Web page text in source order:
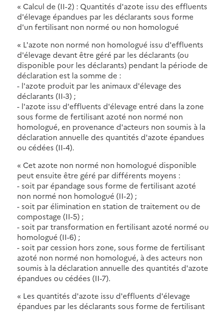
« Calcul de (II-2) : Quantités d'azote issu des effluents
d'élevage épandues par les déclarants sous forme
d'un fertilisant non normé ou non homologué
« L'azote non normé non homologué issu d'effluents
d'élevage devant être géré par les déclarants (ou
disponible pour les déclarants) pendant la période de
déclaration est la somme de :
- l'azote produit par les animaux d'élevage des
déclarants (II-3) ;
- l'azote issu d'effluents d'élevage entré dans la zone
sous forme de fertilisant azoté non normé non
homologué, en provenance d'acteurs non soumis à la
déclaration annuelle des quantités d'azote épandues
ou cédées (II-4).
« Cet azote non normé non homologué disponible
peut ensuite être géré par différents moyens :
- soit par épandage sous forme de fertilisant azoté
non normé non homologué (II-2) ;
- soit par élimination en station de traitement ou de
compostage (II-5) ;
- soit par transformation en fertilisant azoté normé ou
homologué (II-6) ;
- soit par cession hors zone, sous forme de fertilisant
azoté non normé non homologué, à des acteurs non
soumis à la déclaration annuelle des quantités d'azote
épandues ou cédées (II-7).
« Les quantités d'azote issu d'effluents d'élevage
épandues par les déclarants sous forme de fertilisant